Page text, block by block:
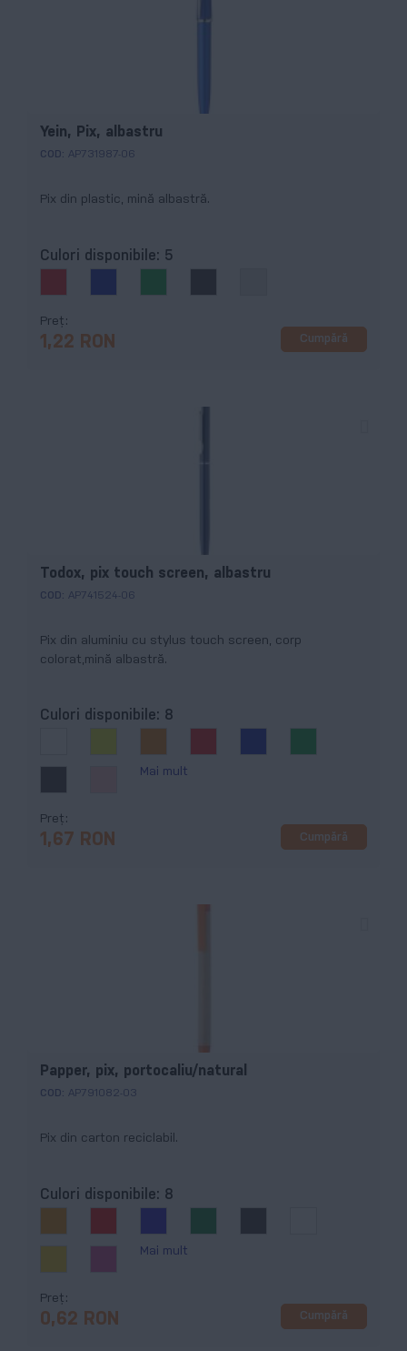
Yein, Pix, albastru
COD: AP731987-06
Pix din plastic, mină albastră.
Culori disponibile: 5
Preț
1,22 RON Cumpără
Todox, pix touch screen, albastru
COD: AP741524-06
Pix din aluminiu cu stylus touch screen, corp
colorat,mină albastră.
Culori disponibile: 8
Mai mult
Preț
1,67 RON Cumpără
Papper, pix, portocaliu/natural
COD: AP791082-03
Pix din carton reciclabil.
Culori disponibile: 8
Mai mult
Preț
0,62 RON Cumpără